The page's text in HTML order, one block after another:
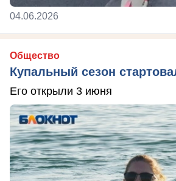
04.06.2026
Общество
Купальный сезон
Его открыли 3 июня